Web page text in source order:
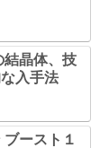
結晶体、技
入手法
ースト１